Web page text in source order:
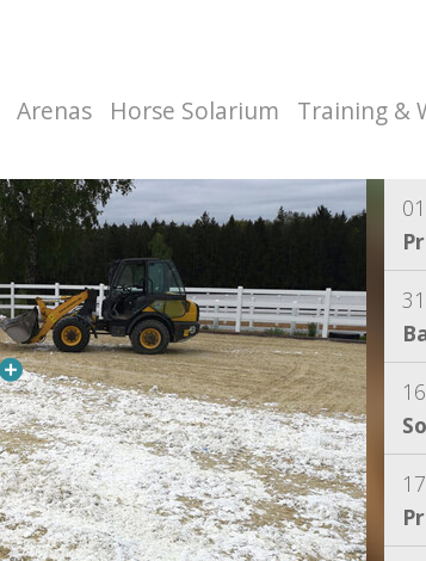
Arenas Horse Solarium Training &